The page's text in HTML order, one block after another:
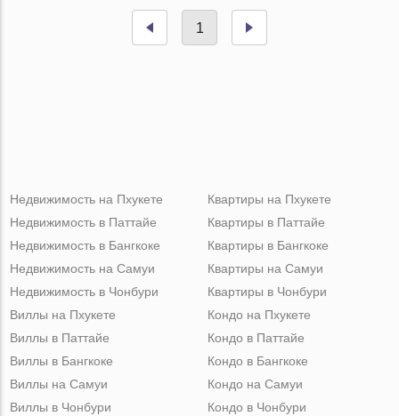
1
Недвижимость на Пхукете
Недвижимость в Паттайе
Недвижимость в Бангкоке
Недвижимость на Самуи
Недвижимость в Чонбури
Квартиры на Пхукете
Квартиры в Паттайе
Квартиры в Бангкоке
Квартиры на Самуи
Квартиры в Чонбури
Виллы на Пхукете
Виллы в Паттайе
Виллы в Бангкоке
Виллы на Самуи
Виллы в Чонбури
Кондо на Пхукете
Кондо в Паттайе
Кондо в Бангкоке
Кондо на Самуи
Кондо в Чонбури